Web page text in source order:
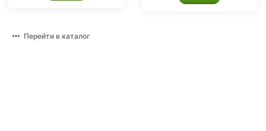
Перейти в каталог